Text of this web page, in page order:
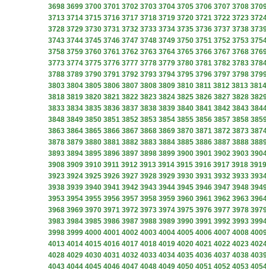
3698 3699 3700 3701 3702 3703 3704 3705 3706 3707 3708
3713 3714 3715 3716 3717 3718 3719 3720 3721 3722 3723
3728 3729 3730 3731 3732 3733 3734 3735 3736 3737 3738
3743 3744 3745 3746 3747 3748 3749 3750 3751 3752 3753
3758 3759 3760 3761 3762 3763 3764 3765 3766 3767 3768
3773 3774 3775 3776 3777 3778 3779 3780 3781 3782 3783
3788 3789 3790 3791 3792 3793 3794 3795 3796 3797 3798
3803 3804 3805 3806 3807 3808 3809 3810 3811 3812 3813 3814
3818 3819 3820 3821 3822 3823 3824 3825 3826 3827 3828
3833 3834 3835 3836 3837 3838 3839 3840 3841 3842 3843
3848 3849 3850 3851 3852 3853 3854 3855 3856 3857 3858
3863 3864 3865 3866 3867 3868 3869 3870 3871 3872 3873
3878 3879 3880 3881 3882 3883 3884 3885 3886 3887 3888
3893 3894 3895 3896 3897 3898 3899 3900 3901 3902 3903
3908 3909 3910 3911 3912 3913 3914 3915 3916 3917 3918 3919
3923 3924 3925 3926 3927 3928 3929 3930 3931 3932 3933
3938 3939 3940 3941 3942 3943 3944 3945 3946 3947 3948
3953 3954 3955 3956 3957 3958 3959 3960 3961 3962 3963
3968 3969 3970 3971 3972 3973 3974 3975 3976 3977 3978
3983 3984 3985 3986 3987 3988 3989 3990 3991 3992 3993
3998 3999 4000 4001 4002 4003 4004 4005 4006 4007 4008
4013 4014 4015 4016 4017 4018 4019 4020 4021 4022 4023
4028 4029 4030 4031 4032 4033 4034 4035 4036 4037 4038
4043 4044 4045 4046 4047 4048 4049 4050 4051 4052 4053